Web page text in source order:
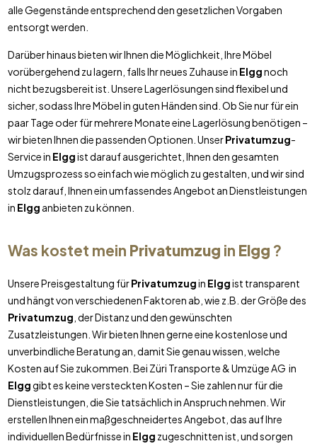
alle Gegenstände entsprechend den gesetzlichen Vorgaben
entsorgt werden.
Darüber hinaus bieten wir Ihnen die Möglichkeit, Ihre Möbel
vorübergehend zu lagern, falls Ihr neues Zuhause in Elggnoch
nicht bezugsbereit ist. Unsere Lagerlösungen sind flexibel und
sicher, sodass Ihre Möbel in guten Händen sind. Ob Sie nur für ein
paar Tage oder für mehrere Monate eine Lagerlösung benötigen –
wir bieten Ihnen die passenden Optionen. UnserPrivatumzug-
Service in Elggist darauf ausgerichtet, Ihnen den gesamten
Umzugsprozess so einfach wie möglich zu gestalten, und wir sind
stolz darauf, Ihnen ein umfassendes Angebot an Dienstleistungen
in Elgg anbieten zu können.
Was kostet mein Privatumzug in Elgg ?
Unsere Preisgestaltung fürPrivatumzugin Elggist transparent
und hängt von verschiedenen Faktoren ab, wie z.B. der Größe des
Privatumzug , der Distanz und den gewünschten
Zusatzleistungen. Wir bieten Ihnen gerne eine kostenlose und
unverbindliche Beratung an, damit Sie genau wissen, welche
Kosten auf Sie zukommen. Bei Züri Transporte & Umzüge AG in
Elgggibt es keine versteckten Kosten – Sie zahlen nur für die
Dienstleistungen, die Sie tatsächlich in Anspruch nehmen. Wir
erstellen Ihnen ein maßgeschneidertes Angebot, das auf Ihre
individuellen Bedürfnisse in Elgg zugeschnitten ist, und sorgen